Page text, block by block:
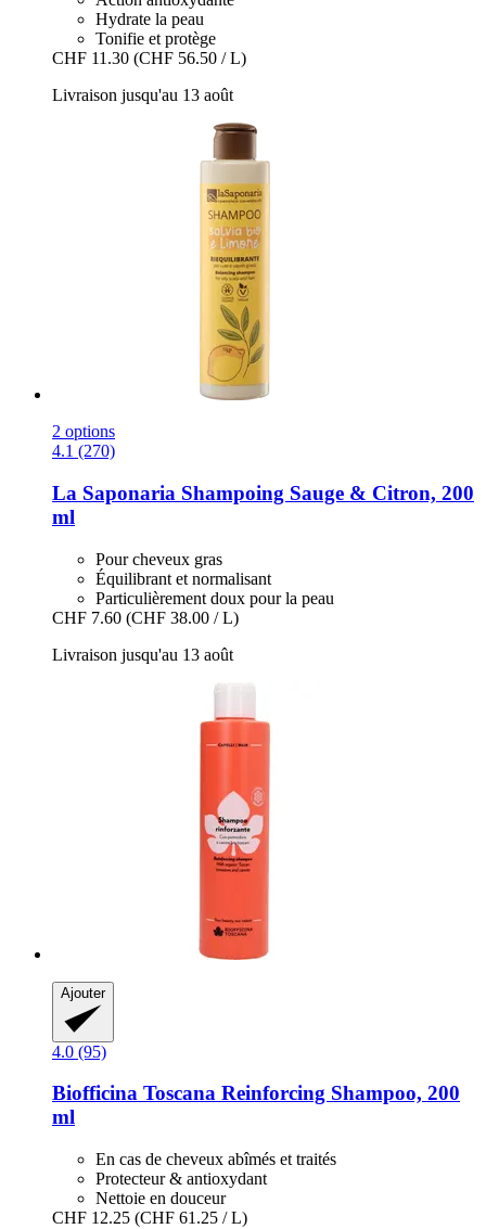
Hydrate la peau
Tonifie et protège
CHF 11.30 (CHF 56.50 / L)
Livraison jusqu'au 13 août
2 options
4.1 (270)
La Saponaria Shampoing Sauge & Citron, 200
ml
Pour cheveux gras
Équilibrant et normalisant
Particulièrement doux pour la peau
CHF 7.60 (CHF 38.00 / L)
Livraison jusqu'au 13 août
Ajouter
4.0 (95)
Biofficina Toscana Reinforcing Shampoo, 200
ml
En cas de cheveux abîmés et traités
Protecteur & antioxydant
Nettoie en douceur
CHF 12.25 (CHF 61.25 / L)